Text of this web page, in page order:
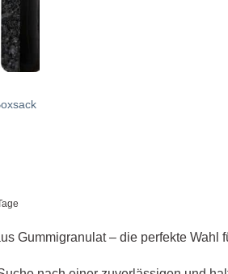
Gummigranulat – die perfekte Wahl